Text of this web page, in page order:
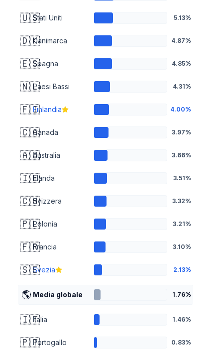
🇺🇸Stati Uniti 5.13%
🇩🇰Danimarca 4.87%
🇪🇸Spagna 4.85%
🇳🇱Paesi Bassi 4.31%
🇫🇮Finlandia 4.00%
🇨🇦Canada 3.97%
🇦🇺Australia 3.66%
🇮🇪Irlanda 3.51%
🇨🇭Svizzera 3.32%
🇵🇱Polonia 3.21%
🇫🇷Francia 3.10%
🇸🇪Svezia 2.13%
🌎 Media globale 1.76%
🇮🇹Italia 1.46%
🇵🇹Portogallo 0.83%